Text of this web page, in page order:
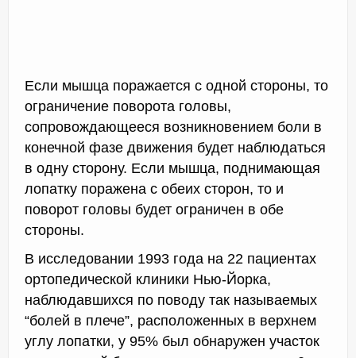
Если мышца поражается с одной стороны, то
ограничение поворота головы,
сопровождающееся возникновением боли в
конечной фазе движения будет наблюдаться
в одну сторону. Если мышца, поднимающая
лопатку поражена с обеих сторон, то и
поворот головы будет ограничен в обе
стороны.
В исследовании 1993 года на 22 пациентах
ортопедической клиники Нью-Йорка,
наблюдавшихся по поводу так называемых
“болей в плече”, расположенных в верхнем
углу лопатки, у 95% был обнаружен участок